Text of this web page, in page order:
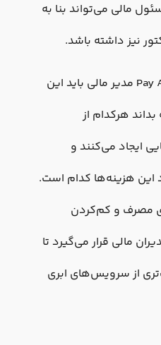
مالی می‌تواند بنا به
نیز داشته باشد.
براساس مدل Pay As You Go مدیر مالی باید این
هرکدام از
ایجاد می‌کنند و
این هزینه‌ها کدام است.
مصرف و کم‌کردن
مالی قرار می‌گیرد تا
از سرویس‌های ابری